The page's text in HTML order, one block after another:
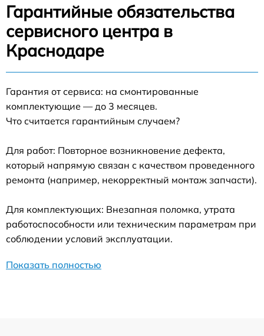
Гарантийные обязательства
сервисного центра в
Краснодаре
Гарантия от сервиса: на смонтированные
комплектующие — до 3 месяцев.
Что считается гарантийным случаем?
Для работ: Повторное возникновение дефекта,
который напрямую связан с качеством проведенного
ремонта (например, некорректный монтаж запчасти).
Для комплектующих: Внезапная поломка, утрата
работоспособности или техническим параметрам при
соблюдении условий эксплуатации.
Показать полностью